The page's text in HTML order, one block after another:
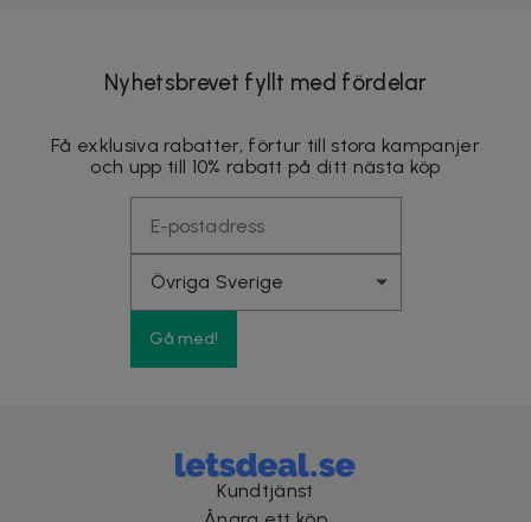
Nyhetsbrevet fyllt med fördelar
Få exklusiva rabatter, förtur till stora kampanjer
och upp till 10% rabatt på ditt nästa köp
Gå med!
Kundtjänst